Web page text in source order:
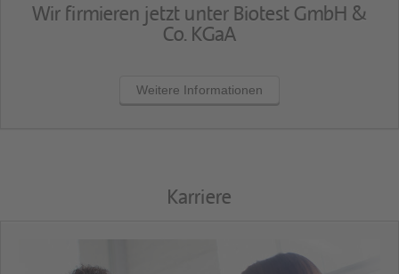
Wir firmieren jetzt unter Biotest GmbH &
Co. KGaA
Weitere Informationen
Karriere